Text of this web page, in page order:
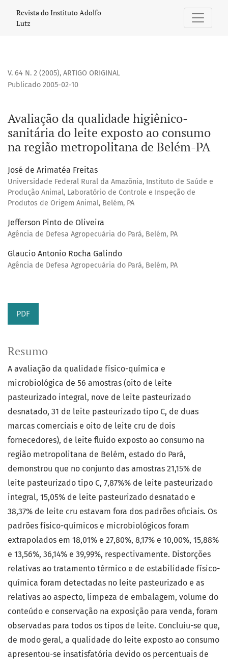
Avaliação da qualidade higiênico-sanitária do leite
Revista do Instituto Adolfo
Lutz
V. 64 N. 2 (2005), ARTIGO ORIGINAL
Avaliação da qualidade higiênico-
sanitária do leite exposto ao consumo
na região metropolitana de Belém-PA
Publicado 2005-02-10
José de Arimatéa Freitas
Universidade Federal Rural da Amazônia, Instituto de Saúde e
Produção Animal, Laboratório de Controle e Inspeção de
Produtos de Origem Animal, Belém, PA
Jefferson Pinto de Oliveira
Agência de Defesa Agropecuária do Pará, Belém, PA
Glaucio Antonio Rocha Galindo
Agência de Defesa Agropecuária do Pará, Belém, PA
PDF
Resumo
A avaliação da qualidade físico-química e
microbiológica de 56 amostras (oito de leite
pasteurizado integral, nove de leite pasteurizado
desnatado, 31 de leite pasteurizado tipo C, de duas
marcas comerciais e oito de leite cru de dois
fornecedores), de leite fluido exposto ao consumo na
região metropolitana de Belém, estado do Pará,
demonstrou que no conjunto das amostras 21,15% de
leite pasteurizado tipo C, 7,87%% de leite pasteurizado
integral, 15,05% de leite pasteurizado desnatado e
38,37% de leite cru estavam fora dos padrões oficiais. Os
padrões físico-químicos e microbiológicos foram
extrapolados em 18,01% e 27,80%, 8,17% e 10,00%, 15,88%
e 13,56%, 36,14% e 39,99%, respectivamente. Distorções
relativas ao tratamento térmico e de estabilidade físico-
química foram detectadas no leite pasteurizado e as
relativas ao aspecto, limpeza de embalagem, volume do
conteúdo e conservação na exposição para venda, foram
observadas para todos os tipos de leite. Concluiu-se que,
de modo geral, a qualidade do leite exposto ao consumo
apresentou-se insatisfatória devido os percentuais de